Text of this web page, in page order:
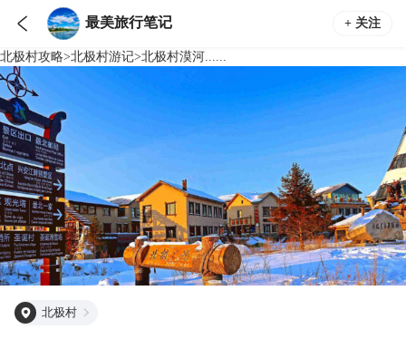
 最美旅行笔记 + 关注
北极村攻略>北极村游记>北极村漠河......
北极村